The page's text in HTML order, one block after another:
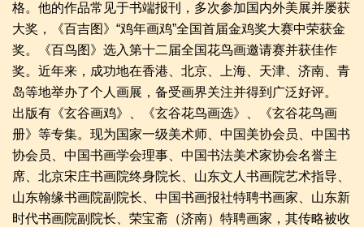
格。他的作品常见于书端报刊，多次参加国内外美展并屡获
大奖，《百吉图》“鸡年画鸡”全国首届金鸡奖大赛中荣获金
奖。《百鸟图》选入第十二届全国花鸟画邀请赛并获佳作
奖。近年来，成功地在香港、北京、上海、天津、济南、青
岛等地举办了个人画展，备受画界关注并得到广泛好评。
出版有《玄谷画鸡》、《玄谷花鸟画选》、《玄谷花鸟画
册》等专集。现为国家一级美术师、中国美协会员、中国书
协会员、中国书画学会理事、中国书法美术家协会名誉主
席、北京宋庄书画院终身院长、山东文人书画院艺术指导、
山东翰缘书画院副院长、中国书画报社特聘书画家、山东新
时代书画院副院长、荣宝斋（济南）特聘画家，其传略被收